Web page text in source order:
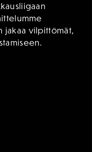
jakaa vilpittömät,